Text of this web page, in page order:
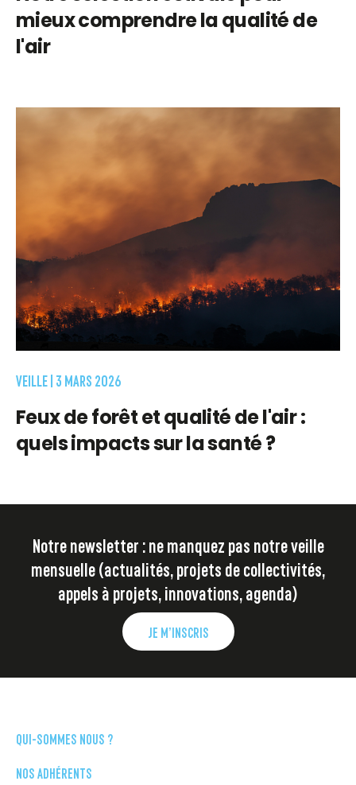
mieux comprendre la qualité de
l'air
VEILLE | 3 MARS 2026
Feux de forêt et qualité de l'air :
quels impacts sur la santé ?
Notre newsletter : ne manquez pas notre veille
mensuelle (actualités, projets de collectivités,
appels à projets, innovations, agenda)
JE M’INSCRIS
QUI-SOMMES NOUS ?
NOS ADHÉRENTS